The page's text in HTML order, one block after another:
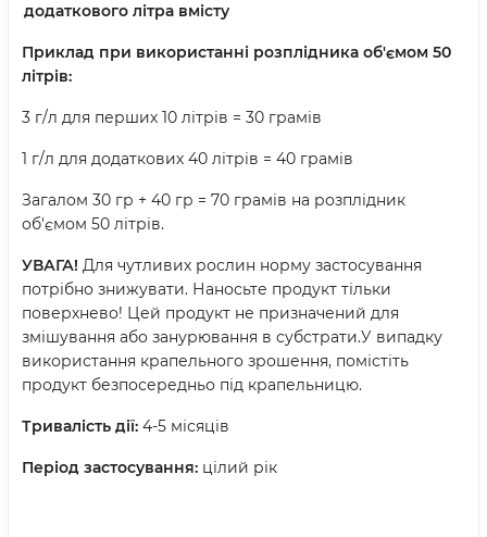
додаткового літра вмісту
Приклад при використанні розплідника об'ємом 50
літрів:
3 г/л для перших 10 літрів = 30 грамів
1 г/л для додаткових 40 літрів = 40 грамів
Загалом 30 гр + 40 гр = 70 грамів на розплідник
об'ємом 50 літрів.
УВАГА! Для чутливих рослин норму застосування
потрібно знижувати. Наносьте продукт тільки
поверхнево! Цей продукт не призначений для
змішування або занурювання в субстрати.У випадку
використання крапельного зрошення, помістіть
продукт безпосередньо під крапельницю.
Тривалість дії: 4-5 місяців
Період застосування: цілий рік